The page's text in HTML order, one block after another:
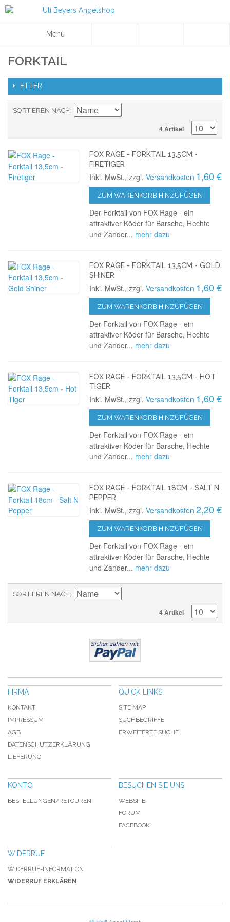
Menü
FORKTAIL
FILTER
SORTIEREN NACH
4 Artikel
FOX RAGE - FORKTAIL 13,5CM -
FIRETIGER
Inkl. MwSt., zzgl.Versandkosten 1,60 €
ZUM WARENKORB HINZUFÜGEN
Der Forktail von FOX Rage - ein
attraktiver Köder für Barsche, Hechte
und Zander... mehr dazu
FOX RAGE - FORKTAIL 13,5CM - GOLD
SHINER
Inkl. MwSt., zzgl.Versandkosten 1,60 €
ZUM WARENKORB HINZUFÜGEN
Der Forktail von FOX Rage - ein
attraktiver Köder für Barsche, Hechte
und Zander... mehr dazu
FOX RAGE - FORKTAIL 13,5CM - HOT
TIGER
Inkl. MwSt., zzgl.Versandkosten 1,60 €
ZUM WARENKORB HINZUFÜGEN
Der Forktail von FOX Rage - ein
attraktiver Köder für Barsche, Hechte
und Zander... mehr dazu
FOX RAGE - FORKTAIL 18CM - SALT N
PEPPER
Inkl. MwSt., zzgl.Versandkosten 2,20 €
ZUM WARENKORB HINZUFÜGEN
Der Forktail von FOX Rage - ein
attraktiver Köder für Barsche, Hechte
und Zander... mehr dazu
SORTIEREN NACH
4 Artikel
FIRMA
KONTAKT
IMPRESSUM
AGB
DATENSCHUTZERKLÄRUNG
LIEFERUNG
QUICK LINKS
SITE MAP
SUCHBEGRIFFE
ERWEITERTE SUCHE
KONTO
BESTELLUNGEN/RETOUREN
BESUCHEN SIE UNS
WEBSITE
FORUM
FACEBOOK
WIDERRUF
WIDERRUF-INFORMATION
WIDERRUF ERKLÄREN